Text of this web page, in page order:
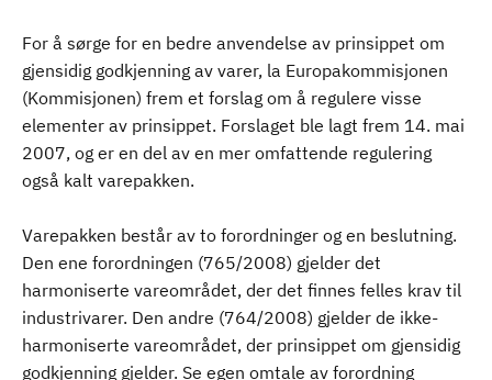
For å sørge for en bedre anvendelse av prinsippet om
gjensidig godkjenning av varer, la Europakommisjonen
(Kommisjonen) frem et forslag om å regulere visse
elementer av prinsippet. Forslaget ble lagt frem 14. mai
2007, og er en del av en mer omfattende regulering
også kalt varepakken.
Varepakken består av to forordninger og en beslutning.
Den ene forordningen (765/2008) gjelder det
harmoniserte vareområdet, der det finnes felles krav til
industrivarer. Den andre (764/2008) gjelder de ikke-
harmoniserte vareområdet, der prinsippet om gjensidig
godkjenning gjelder. Se egen omtale av forordning